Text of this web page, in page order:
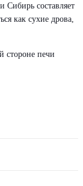
Сибирь составляет
как сухие дрова,
стороне печи